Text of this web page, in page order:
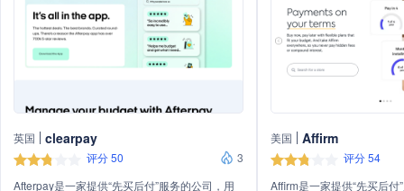
英国 clearpay
评分 50
3
Afterpay是一家提供“先买后付”服务的公司，用
美国 Affirm
评分 54
Affirm是一家提供“先买后付